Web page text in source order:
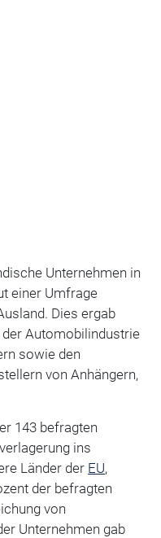
Unternehmen in
einer Umfrage
Dies ergab
Automobilindustrie
sowie den
von Anhängern,
143 befragten
ins
Länder der EU,
der befragten
von
Unternehmen gab